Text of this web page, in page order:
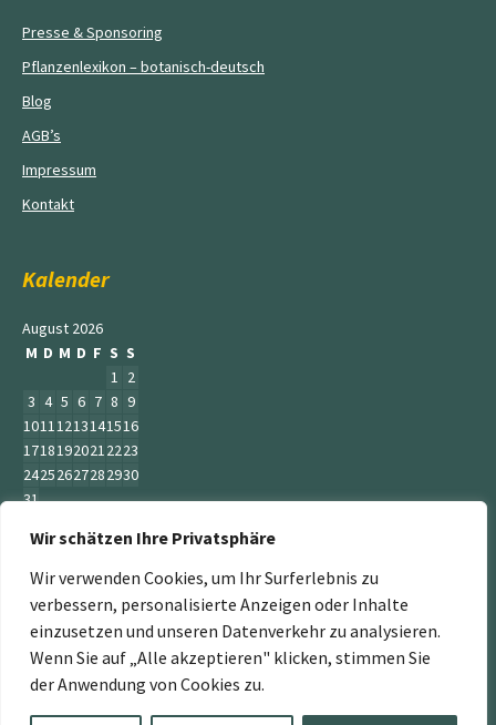
Wir schätzen Ihre Privatsphäre
Wir verwenden Cookies, um Ihr Surferlebnis zu
verbessern, personalisierte Anzeigen oder Inhalte
einzusetzen und unseren Datenverkehr zu analysieren.
Wenn Sie auf „Alle akzeptieren" klicken, stimmen Sie
der Anwendung von Cookies zu.
Presse & Sponsoring
Pflanzenlexikon – botanisch-deutsch
Blog
AGB’s
Impressum
Kontakt
Kalender
August 2026
M D M D F S S
1 2
3 4 5 6 7 8 9
10111213141516
17181920212223
24252627282930
31
« Juni
„Der Service Gärtner“ ist ein Teil der Jumbogras &
Energiepflanzen GmbH. Weitere Mitglieder sind:
www.energiepflanzen.com,www.jumbograshecke.com,